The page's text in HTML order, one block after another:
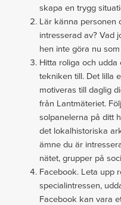
skapa en trygg
Lär känna personen
intresserad av? Vad
hen inte göra nu
Hitta roliga och
tekniken till. Det lilla
motiveras till daglig
från Lantmäteriet.
solpanelerna på ditt
det lokalhistoriska
ämne du är
nätet, grupper på
Facebook. Leta upp
specialintressen,
Facebook kan vara